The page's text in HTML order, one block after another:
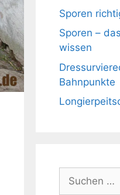
Sporen
Sporen –
wissen
Bahnpunkte
Suchen
nach: